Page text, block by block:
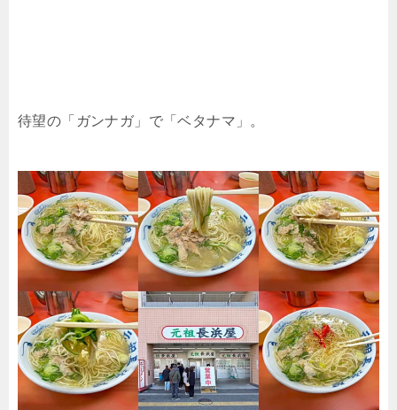
待望の「ガンナガ」で「ベタナマ」。